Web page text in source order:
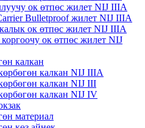
ок өтпөс жилет NIJ IIIA
Bulletproof жилет NIJ IIIA
ок ​​өтпөс жилет NIJ IIIA
ок өтпөс жилет NIJ
калкан
калкан NIJ IIIA
калкан NIJ III
калкан NIJ IV
материал